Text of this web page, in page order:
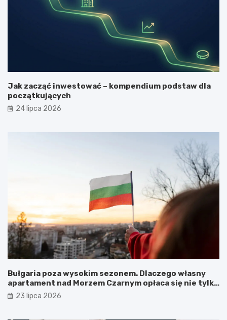
Jak zacząć inwestować – kompendium podstaw dla
początkujących
24 lipca 2026
Bułgaria poza wysokim sezonem. Dlaczego własny
apartament nad Morzem Czarnym opłaca się nie tylko
latem?
23 lipca 2026